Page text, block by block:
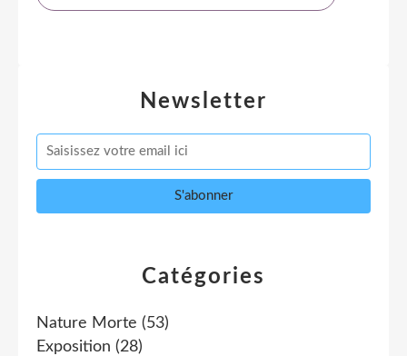
Newsletter
Catégories
Nature Morte (53)
Exposition (28)